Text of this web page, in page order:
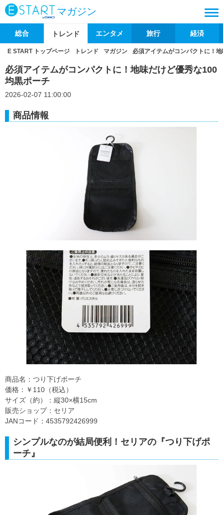
マガジン
総合 トレンド エンタメ 旅行 経済
E START トップページ トレンド マガジン 必須アイテムがコンパクトに！
必須アイテムがコンパクトに！地味だけど優秀な100
均黒ポーチ
2026-02-07 11:00:00
商品情報
商品名：つり下げポーチ
価格：￥110（税込）
サイズ（約）：縦30×横15cm
販売ショップ：セリア
JANコード：4535792426999
シンプルなのが結局便利！セリアの『つり下げポ
ーチ』